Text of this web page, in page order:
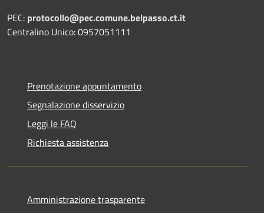
PEC: protocollo@pec.comune.belpasso.ct.it
Centralino Unico: 0957051111
Prenotazione appuntamento
Segnalazione disservizio
Leggi le FAQ
Richiesta assistenza
Amministrazione trasparente